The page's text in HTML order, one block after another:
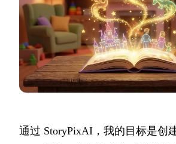
通过 StoryPixAI ，我的目标是创